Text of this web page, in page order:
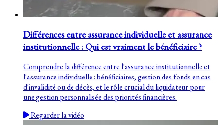
Différences entre assurance individuelle et assurance
institutionnelle : Qui est vraiment le bénéficiaire ?
Comprendre la différence entre l'assurance institutionnelle et
l'assurance individuelle : bénéficiaires, gestion des fonds en cas
d'invalidité ou de décès, et le rôle crucial du liquidateur pour
une gestion personnalisée des priorités financières.
Regarder la vidéo